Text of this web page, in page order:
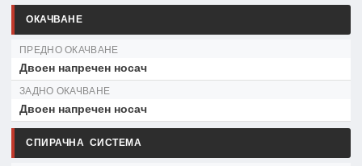
ОКАЧВАНЕ
ПРЕДНО ОКАЧВАНЕ
Двоен напречен носач
ЗАДНО ОКАЧВАНЕ
Двоен напречен носач
СПИРАЧНА СИСТЕМА